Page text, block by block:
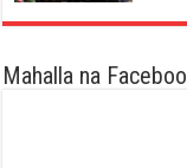
Mahalla na